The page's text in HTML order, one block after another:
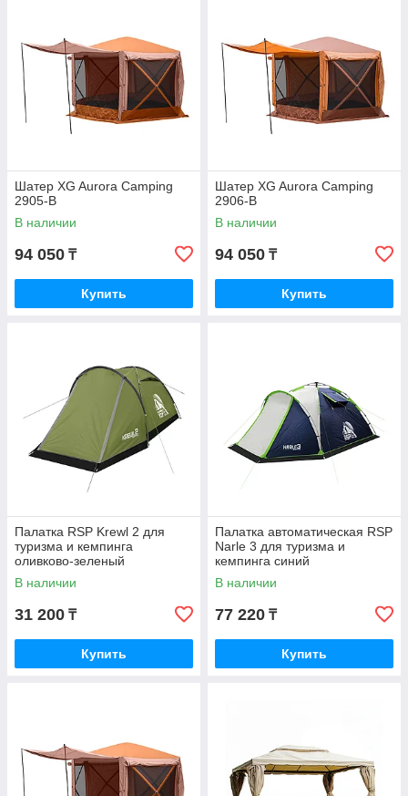
Шатер XG Aurora Camping
2905-B
В наличии
94 050 ₸
Купить
Шатер XG Aurora Camping
2906-B
В наличии
94 050 ₸
Купить
Палатка RSP Krewl 2 для
туризма и кемпинга
оливково-зеленый
В наличии
31 200 ₸
Купить
Палатка автоматическая RSP
Narle 3 для туризма и
кемпинга синий
В наличии
77 220 ₸
Купить